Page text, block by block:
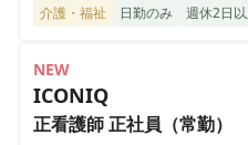
医療施設型ホスピス 医心館ふ
介護・福祉 日勤のみ 週休2日
NEW
ICONIQ
正看護師正社員（常勤）